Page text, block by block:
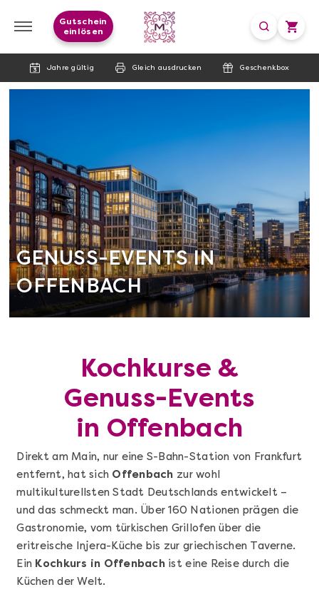
Jahre gültig Gleich ausdrucken Geschenkbox
Gutschein
einlösen
GENUSS-EVENTS IN
OFFENBACH
Kochkurse &
Genuss-Events
in Offenbach
Direkt am Main, nur eine S-Bahn-Station von Frankfurt
entfernt, hat sich Offenbach zur wohl
multikulturellsten Stadt Deutschlands entwickelt –
und das schmeckt man. Über 160 Nationen prägen die
Gastronomie, vom türkischen Grillofen über die
eritreische Injera-Küche bis zur griechischen Taverne.
Ein Kochkurs in Offenbachist eine Reise durch die
Küchen der Welt.